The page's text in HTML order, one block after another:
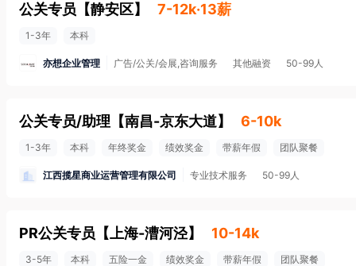
公关专员 【静安区】 7-12k·13薪
1-3年 本科
亦想企业管理 广告/公关/会展,咨询服务 其他融资 50-99人
公关专员/助理 【南昌-京东大道】 6-10k
1-3年 本科 年终奖金 绩效奖金 带薪年假 团队聚餐
江西揽星商业运营管理有限公司 专业技术服务 50-99人
PR公关专员 【 上海-漕河泾】 10-14k
3-5年 本科 五险一金 绩效奖金 带薪年假 团队聚餐